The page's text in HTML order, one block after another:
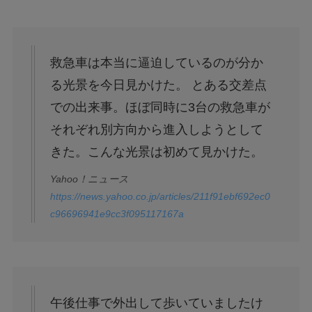
救急車は本当に逼迫しているのが分か
る光景を今日見かけた。 とある交差点
での出来事。ほぼ同時に3台の救急車が
それぞれ別方向から進入しようとして
きた。こんな光景は初めて見かけた。
Yahoo！ニュース
https://news.yahoo.co.jp/articles/211f91ebf692ec0
c96696941e9cc3f095117167a
午後仕事で外出して歩いていましたけ